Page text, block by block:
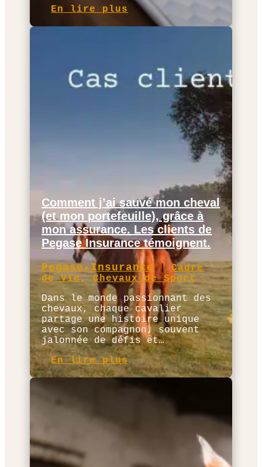
En lire plus
Comment j’ai sauvé mon cheval
(et mon portefeuille), grâce à
mon assurance. Les clients de
Pegase Insurance témoignent.
Pegase-Insurance | Cadre
de Vie ,Chevaux de Sport
Dans le monde passionnant des
chevaux, chaque cavalier
partage une histoire unique
avec son compagnon, souvent
jalonnée de défis et…
En lire plus